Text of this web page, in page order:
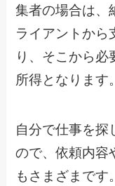
集者の場合は、
ライアントから
り、そこから必
所得となります。
自分で仕事を探
ので、依頼内容
もさまざまです。